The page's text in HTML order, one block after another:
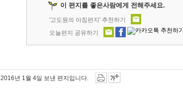
이 편지를 좋은사람에게 전해주세요.
'고도원의 아침편지' 추천하기
오늘편지 공유하기
2016년 1월 4일 보낸 편지입니다.